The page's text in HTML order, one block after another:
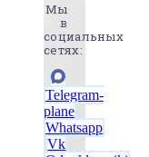
Мы
в
социальных
сетях:
Telegram-
plane
Whatsapp
Vk